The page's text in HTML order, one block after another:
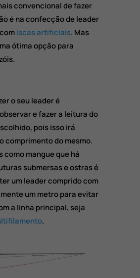
convencional de fazer
é na confecção de leader
iscas artificiais. Mas
ótima opção para
o seu leader é
e fazer a leitura do
pois isso irá
comprimento do mesmo.
como mangue que há
submersas e ostras é
um leader comprido com
um metro para evitar
a linha principal, seja
.